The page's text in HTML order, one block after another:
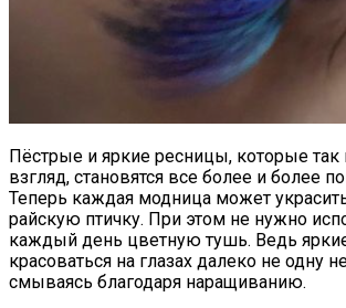
Пёстрые и яркие ресницы, которые так
взгляд, становятся все более и более
Теперь каждая модница может
райскую птичку. При этом не нужно
каждый день цветную тушь. Ведь
красоваться на глазах далеко не одну
смываясь благодаря наращиванию.